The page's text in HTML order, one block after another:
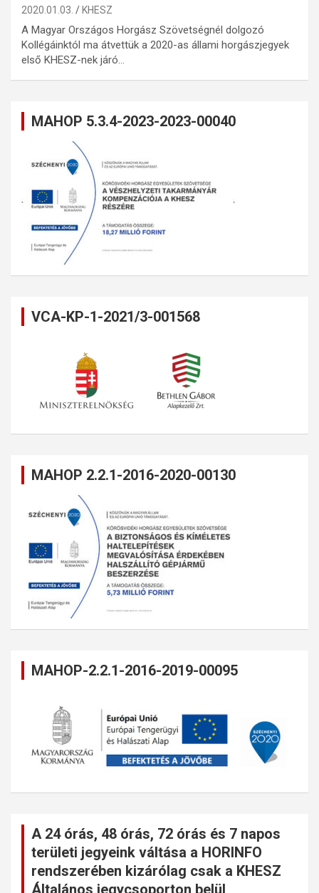
2020.01.03. KHESZ
A Magyar Országos Horgász Szövetségnél dolgozó
Kollégáinktól ma átvettük a 2020-as állami horgászjegyek
első KHESZ-nek járó…
MAHOP 5.3.4-2023-2023-00040
VCA-KP-1-2021/3-001568
MAHOP 2.2.1-2016-2020-00130
MAHOP-2.2.1-2016-2019-00095
A 24 órás, 48 órás, 72 órás és 7 napos
területi jegyeink váltása a HORINFO
rendszerében kizárólag csak a KHESZ
Általános jegycsoporton belül